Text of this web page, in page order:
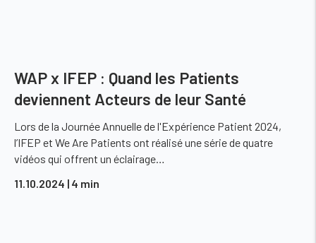
WAP x IFEP : Quand les Patients
deviennent Acteurs de leur Santé
Lors de la Journée Annuelle de l'Expérience Patient 2024,
l’IFEP et We Are Patients ont réalisé une série de quatre
vidéos qui offrent un éclairage…
11.10.2024 | 4 min